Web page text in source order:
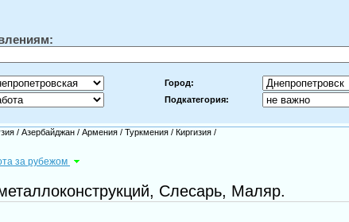
Город:
Подкатегория:
/ Азербайджан / Армения / Туркмения / Киргизия /
за рубежом
Слесарь, Маляр.